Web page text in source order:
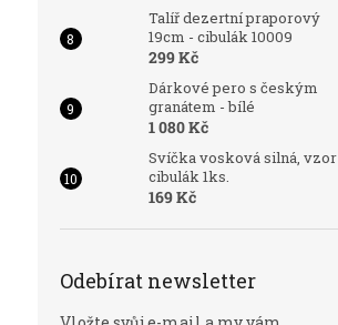
Talíř dezertní praporový
19cm - cibulák 10009
299 Kč
Dárkové pero s českým
granátem - bílé
1 080 Kč
Svíčka vosková silná, vzor
cibulák 1ks.
169 Kč
Odebírat newsletter